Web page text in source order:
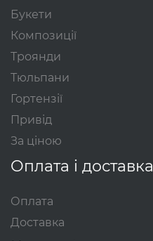
Букети
Композиції
Троянди
Тюльпани
Гортензії
Привід
За ціною
Оплата і доставка
Оплата
Доставка